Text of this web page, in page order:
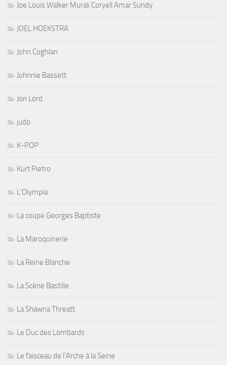
Joe Louis Walker Murali Coryell Amar Sundy
JOEL HOEKSTRA
John Coghlan
Johnnie Bassett
Jon Lord
judo
K-POP
Kurt Pietro
L'Olympia
La coupe Georges Baptiste
La Maroquinerie
La Reine Blanche
La Scène Bastille
La Shawna Threatt
Le Duc des Lombards
Le faisceau de l'Arche à la Seine